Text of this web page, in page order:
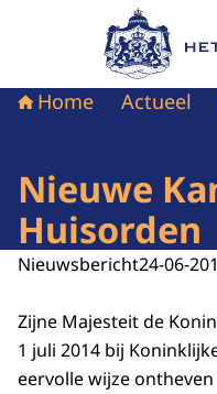
Naar de
Home Actueel
Nieuwe
Huisorden
Nieuwsbericht24-06-
Zijne Majesteit de
1 juli 2014 bij
eervolle wijze